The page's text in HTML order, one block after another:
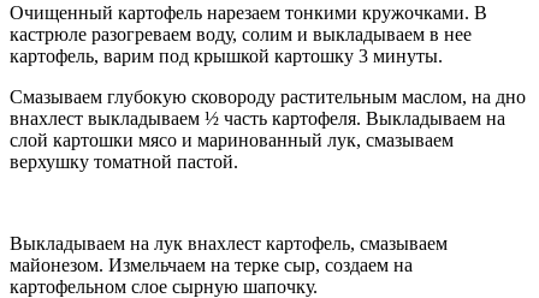
Очищенный картофель нарезаем тонкими кружочками. В
кастрюле разогреваем воду, солим и выкладываем в нее
картофель, варим под крышкой картошку 3 минуты.
Смазываем глубокую сковороду растительным маслом, на дно
внахлест выкладываем ½ часть картофеля. Выкладываем на
слой картошки мясо и маринованный лук, смазываем
верхушку томатной пастой.
Выкладываем на лук внахлест картофель, смазываем
майонезом. Измельчаем на терке сыр, создаем на
картофельном слое сырную шапочку.